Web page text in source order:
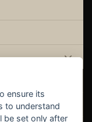
ensure its
to understand
be set only after